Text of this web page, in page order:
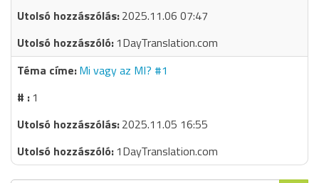
2025.11.06 07:47
1DayTranslation.com
Mi vagy az MI? #1
1
2025.11.05 16:55
1DayTranslation.com